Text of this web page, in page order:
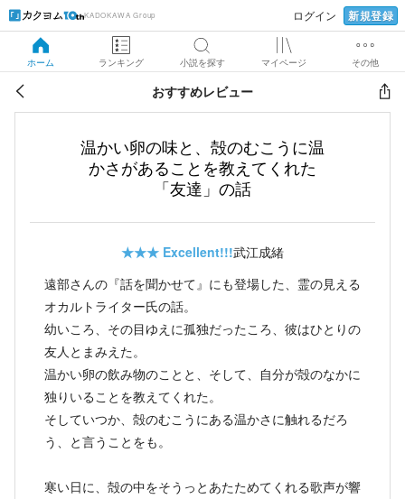
KADOKAWA Group ログイン 新規登録
ホーム ランキング 小説を探す マイページ その他
おすすめレビュー
温かい卵の味と、殻のむこうに温
かさがあることを教えてくれた
「友達」の話
★★★ Excellent!!!武江成緒
遠部さんの『話を聞かせて』にも登場した、霊の見える
オカルトライター氏の話。
幼いころ、その目ゆえに孤独だったころ、彼はひとりの
友人とまみえた。
温かい卵の飲み物のことと、そして、自分が殻のなかに
独りいることを教えてくれた。
そしていつか、殻のむこうにある温かさに触れるだろ
う、と言うことをも。
寒い日に、殻の中をそうっとあたためてくれる歌声が響